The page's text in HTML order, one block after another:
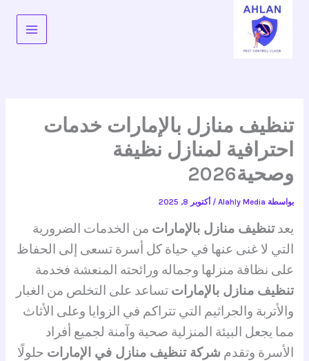
المحتوى
تنظيف منازل بالإمارات خدمات
احترافية لمنازل نظيفة
وصحية2026
بواسطة Alahly Media
/ أكتوبر 8, 2025
يعدتنظيف منازل بالإمارات من الخدمات الضرورية
التي لا غنى عنها في حياة كل أسرة تسعى إلى الحفاظ
على نظافة منزلها وجماله ورائحته المنعشة فخدمة
تنظيف منازل بالإمارات تساعد على التخلص من الغبار
والأتربة والجراثيم التي تتراكم في الزوايا وعلى الأثاث
مما يجعل البيئة المنزلية صحية وآمنة لجميع أفراد
الأسرة وتقدم شركة تنظيف منازل في الإمارات حلولًا